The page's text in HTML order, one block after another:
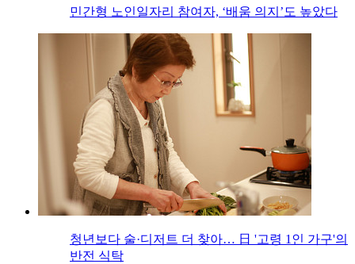
민간형 노인일자리 참여자, ‘배움 의지’도 높았다
청년보다 술·디저트 더 찾아… 日 '고령 1인 가구'의
반전 식탁